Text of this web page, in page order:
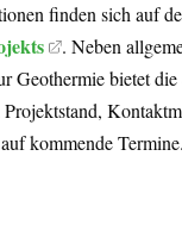
finden sich auf
. Neben
Geothermie bietet die
kommende Termine.